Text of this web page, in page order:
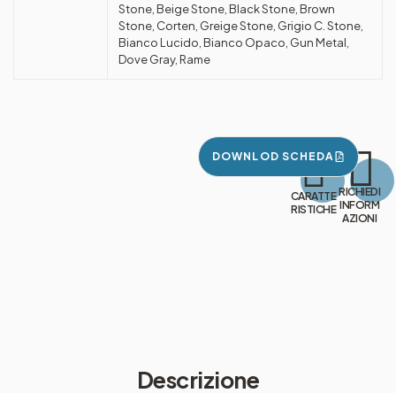
Stone, Beige Stone, Black Stone, Brown
Stone, Corten, Greige Stone, Grigio C. Stone,
Bianco Lucido, Bianco Opaco, Gun Metal,
Dove Gray, Rame
DOWNLOD SCHEDA
CARATTE
RISTICHE
RICHIEDI
INFORM
AZIONI
Descrizione